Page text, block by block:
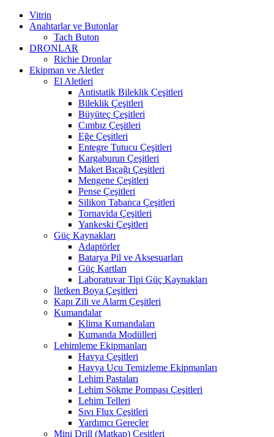
Vitrin
Anahtarlar ve Butonlar
Tach Buton
DRONLAR
Richie Dronlar
Ekipman ve Aletler
El Aletleri
Antistatik Bileklik Çeşitleri
Bileklik Çeşitleri
Büyüteç Çeşitleri
Cımbız Çeşitleri
Eğe Çeşitleri
Entegre Tutucu Çeşitleri
Kargaburun Çeşitleri
Maket Bıçağı Çeşitleri
Mengene Çeşitleri
Pense Çeşitleri
Silikon Tabanca Çeşitleri
Tornavida Çeşitleri
Yankeski Çeşitleri
Güç Kaynakları
Adaptörler
Batarya Pil ve Aksesuarları
Güç Kartları
Laboratuvar Tipi Güç Kaynakları
İletken Boya Çeşitleri
Kapı Zili ve Alarm Çeşitleri
Kumandalar
Klima Kumandaları
Kumanda Modülleri
Lehimleme Ekipmanları
Havya Çeşitleri
Havya Ucu Temizleme Ekipmanları
Lehim Pastaları
Lehim Sökme Pompası Çeşitleri
Lehim Telleri
Sıvı Flux Çeşitleri
Yardımcı Gereçler
Mini Drill (Matkap) Çeşitleri